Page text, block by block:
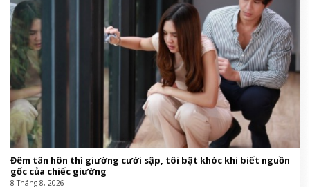
Đêm tân hôn thì giường cưới sập, tôi bật khóc khi biết nguồn
gốc của chiếc giường
8 Tháng 8, 2026